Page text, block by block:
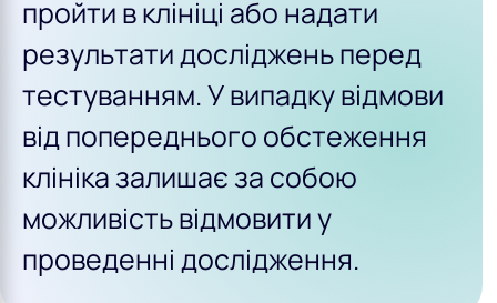
пройти в клініці або надати
результати досліджень перед
тестуванням. У випадку відмови
від попереднього обстеження
клініка залишає за собою
можливість відмовити у
проведенні дослідження.